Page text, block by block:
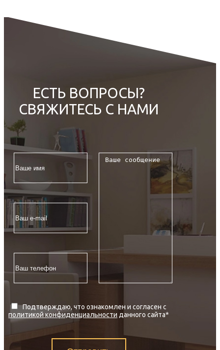
ЕСТЬ ВОПРОСЫ?
СВЯЖИТЕСЬ С НАМИ
Подтверждаю, что ознакомлен и согласен с
политикой конфиденциальности данного сайта*